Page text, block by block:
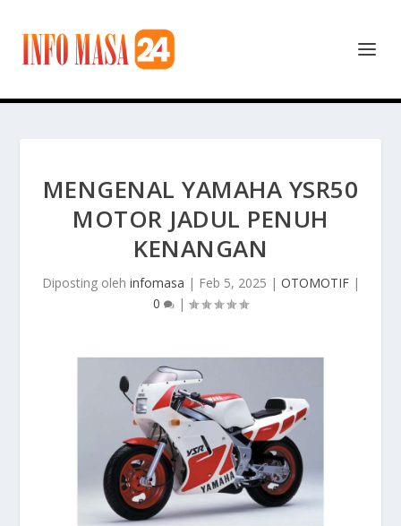
MENGENAL YAMAHA YSR50
MOTOR JADUL PENUH
KENANGAN
Diposting oleh infomasa | Feb 5, 2025 | OTOMOTIF|
0
|